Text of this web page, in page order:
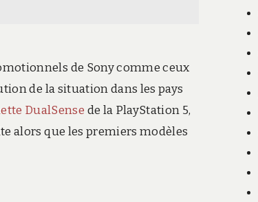
de Sony comme ceux
de la situation dans les pays
DualSense de la PlayStation 5,
alors que les premiers modèles